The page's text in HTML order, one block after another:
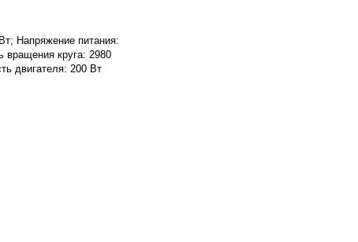
Напряжение питания:
вращения круга: 2980
двигателя: 200 Вт